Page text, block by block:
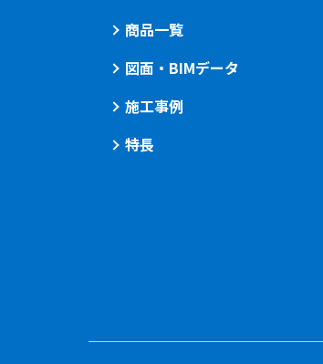
商品一覧
図面・BIMデータ
施工事例
特長